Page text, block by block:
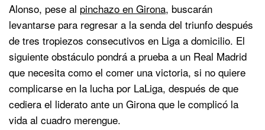
Alonso, pese al pinchazo en Girona, buscarán
levantarse para regresar a la senda del triunfo después
de tres tropiezos consecutivos en Liga a domicilio. El
siguiente obstáculo pondrá a prueba a un Real Madrid
que necesita como el comer una victoria, si no quiere
complicarse en la lucha por LaLiga, después de que
cediera el liderato ante un Girona que le complicó la
vida al cuadro merengue.